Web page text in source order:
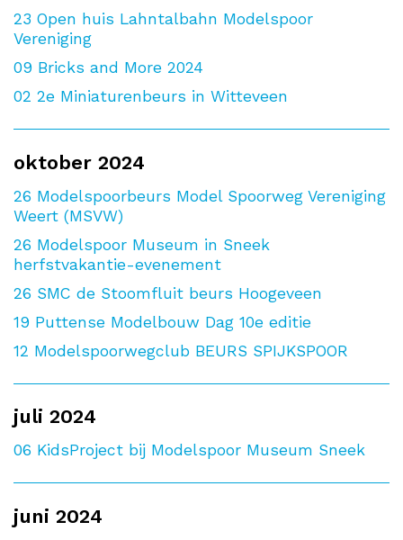
23 Open huis Lahntalbahn Modelspoor
Vereniging
09 Bricks and More 2024
02 2e Miniaturenbeurs in Witteveen
oktober 2024
26 Modelspoorbeurs Model Spoorweg Vereniging
Weert (MSVW)
26 Modelspoor Museum in Sneek
herfstvakantie-evenement
26 SMC de Stoomfluit beurs Hoogeveen
19 Puttense Modelbouw Dag 10e editie
12 Modelspoorwegclub BEURS SPIJKSPOOR
juli 2024
06 KidsProject bij Modelspoor Museum Sneek
juni 2024